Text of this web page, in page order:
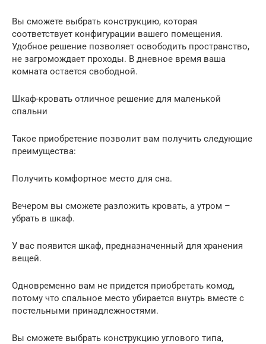
Вы сможете выбрать конструкцию, которая
соответствует конфигурации вашего помещения.
Удобное решение позволяет освободить пространство,
не загромождает проходы. В дневное время ваша
комната остается свободной.
Шкаф-кровать отличное решение для маленькой
спальни
Такое приобретение позволит вам получить следующие
преимущества:
Получить комфортное место для сна.
Вечером вы сможете разложить кровать, а утром –
убрать в шкаф.
У вас появится шкаф, предназначенный для хранения
вещей.
Одновременно вам не придется приобретать комод,
потому что спальное место убирается внутрь вместе с
постельными принадлежностями.
Вы сможете выбрать конструкцию углового типа,